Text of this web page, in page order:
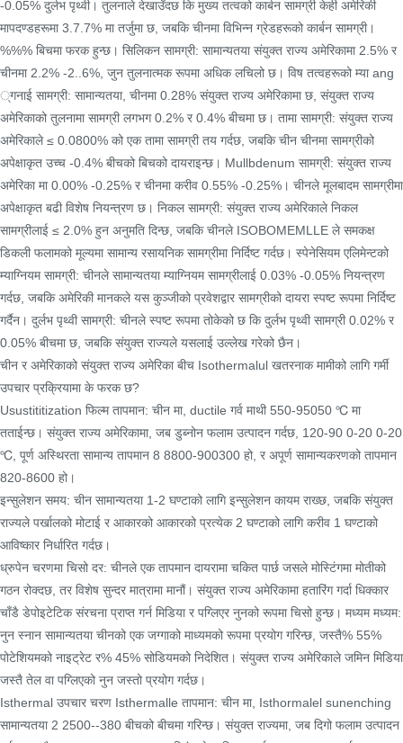
-0.05% दुर्लभ पृथ्वी। तुलनाले देखाउँदछ कि मुख्य तत्वको कार्बन सामग्री केही अमेरिकी
मापदण्डहरूमा 3.7.7% मा तर्जुमा छ, जबकि चीनमा विभिन्न ग्रेडहरूको कार्बन सामग्री।
%%% बिचमा फरक हुन्छ। सिलिकन सामग्री: सामान्यतया संयुक्त राज्य अमेरिकामा 2.5% र
चीनमा 2.2% -2..6%, जुन तुलनात्मक रूपमा अधिक लचिलो छ। विष तत्वहरूको म्या ang
्गनाई सामग्री: सामान्यतया, चीनमा 0.28% संयुक्त राज्य अमेरिकामा छ, संयुक्त राज्य
अमेरिकाको तुलनामा सामग्री लगभग 0.2% र 0.4% बीचमा छ। तामा सामग्री: संयुक्त राज्य
अमेरिकाले ≤ 0.0800% को एक तामा सामग्री तय गर्दछ, जबकि चीन चीनमा सामग्रीको
अपेक्षाकृत उच्च -0.4% बीचको बिचको दायराइन्छ। Mullbdenum सामग्री: संयुक्त राज्य
अमेरिका मा 0.00% -0.25% र चीनमा करीव 0.55% -0.25%। चीनले मूलबादम सामग्रीमा
अपेक्षाकृत बढी विशेष नियन्त्रण छ। निकल सामग्री: संयुक्त राज्य अमेरिकाले निकल
सामग्रीलाई ≤ 2.0% हुन अनुमति दिन्छ, जबकि चीनले ISOBOMEMLLE ले समकक्ष
डिकली फलामको मूल्यमा सामान्य रसायनिक सामग्रीमा निर्दिष्ट गर्दछ। स्पेनेसियम एलिमेन्टको
म्याग्नियम सामग्री: चीनले सामान्यतया म्याग्नियम सामग्रीलाई 0.03% -0.05% नियन्त्रण
गर्दछ, जबकि अमेरिकी मानकले यस कुञ्जीको प्रवेशद्वार सामग्रीको दायरा स्पष्ट रूपमा निर्दिष्ट
गर्दैन। दुर्लभ पृथ्वी सामग्री: चीनले स्पष्ट रूपमा तोकेको छ कि दुर्लभ पृथ्वी सामग्री 0.02% र
0.05% बीचमा छ, जबकि संयुक्त राज्यले यसलाई उल्लेख गरेको छैन।
चीन र अमेरिकाको संयुक्त राज्य अमेरिका बीच Isothermalul खतरनाक मामीको लागि गर्मी
उपचार प्रक्रियामा के फरक छ?
Usustititization फिल्म तापमान: चीन मा, ductile गर्व माथी 550-95050 ℃ मा
तताईन्छ। संयुक्त राज्य अमेरिकामा, जब डुब्नोन फलाम उत्पादन गर्दछ, 120-90 0-20 0-20
℃, पूर्ण अस्थिरता सामान्य तापमान 8 8800-900300 हो, र अपूर्ण सामान्यकरणको तापमान
820-8600 हो।
इन्सुलेशन समय: चीन सामान्यतया 1-2 घण्टाको लागि इन्सुलेशन कायम राख्छ, जबकि संयुक्त
राज्यले पर्खालको मोटाई र आकारको आकारको प्रत्येक 2 घण्टाको लागि करीव 1 घण्टाको
आविष्कार निर्धारित गर्दछ।
ध्रुपेन चरणमा चिसो दर: चीनले एक तापमान दायरामा चकित पार्छ जसले मोस्टिंगमा मोतीको
गठन रोक्दछ, तर विशेष सुन्दर मात्रामा मानौं। संयुक्त राज्य अमेरिकामा हतारिंग गर्दा धिक्कार
चाँडै डेपोइटेटिक संरचना प्राप्त गर्न मिडिया र पग्लिएर नुनको रूपमा चिसो हुन्छ। मध्यम मध्यम:
नुन स्नान सामान्यतया चीनको एक जग्गाको माध्यमको रूपमा प्रयोग गरिन्छ, जस्तै% 55%
पोटेशियमको नाइट्रेट र% 45% सोडियमको निदेशित। संयुक्त राज्य अमेरिकाले जमिन मिडिया
जस्तै तेल वा पग्लिएको नुन जस्तो प्रयोग गर्दछ।
Isthermal उपचार चरण Isthermalle तापमान: चीन मा, Isthormalel sunenching
सामान्यतया 2 2500--380 बीचको बीचमा गरिन्छ। संयुक्त राज्यमा, जब दिगो फलाम उत्पादन